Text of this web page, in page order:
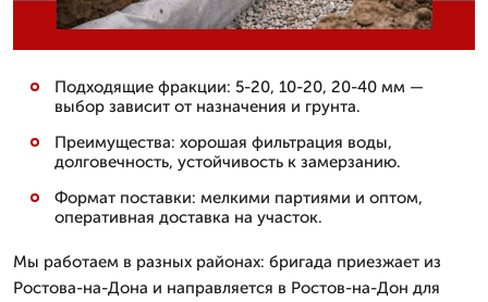
Подходящие фракции: 5-20, 10-20, 20-40 мм —
выбор зависит от назначения и грунта.
Преимущества: хорошая фильтрация воды,
долговечность, устойчивость к замерзанию.
Формат поставки: мелкими партиями и оптом,
оперативная доставка на участок.
Мы работаем в разных районах: бригада приезжает из
Ростова-на-Дона и направляется в Ростов-на-Дон для